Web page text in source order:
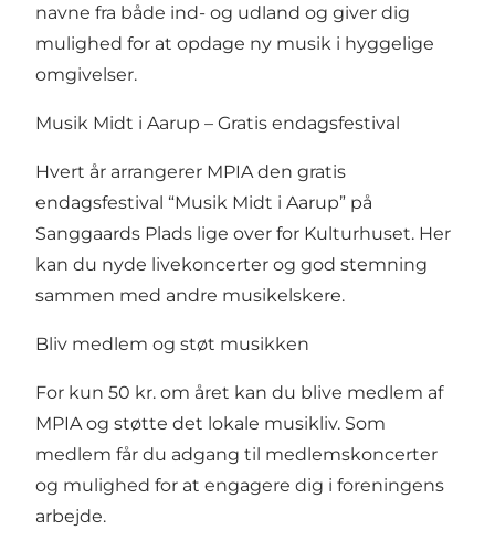
navne fra både ind- og udland og giver dig
mulighed for at opdage ny musik i hyggelige
omgivelser.
Musik Midt i Aarup – Gratis endagsfestival
Hvert år arrangerer MPIA den gratis
endagsfestival “Musik Midt i Aarup” på
Sanggaards Plads lige over for Kulturhuset. Her
kan du nyde livekoncerter og god stemning
sammen med andre musikelskere.
Bliv medlem og støt musikken
For kun 50 kr. om året kan du blive medlem af
MPIA og støtte det lokale musikliv. Som
medlem får du adgang til medlemskoncerter
og mulighed for at engagere dig i foreningens
arbejde.